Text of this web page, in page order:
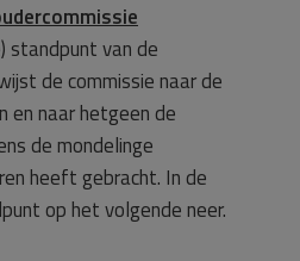
standpunt van de
de commissie naar de
en naar hetgeen de
de mondelinge
heeft gebracht. In de
op het volgende neer.